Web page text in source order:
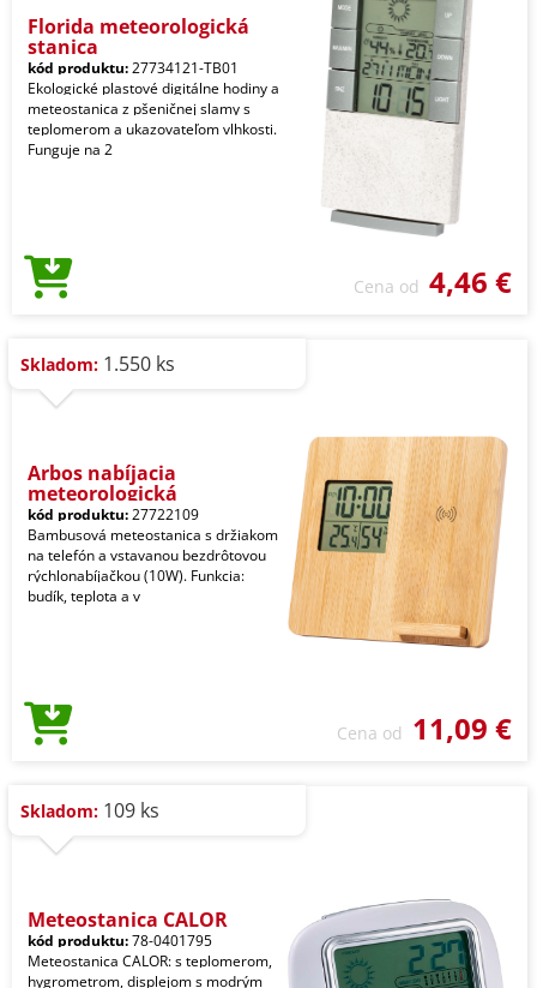
Florida meteorologická
stanica
kód produktu:27734121-TB01
Ekologické plastové digitálne hodiny a
meteostanica z pšeničnej slamy s
teplomerom a ukazovateľom vlhkosti.
Funguje na 2
Cena od 4,46 €
Skladom: 1.550 ks
Arbos nabíjacia
meteorologická
kód produktu:27722109
Bambusová meteostanica s držiakom
na telefón a vstavanou bezdrôtovou
rýchlonabíjačkou (10W). Funkcia:
budík, teplota a v
Cena od 11,09 €
Skladom: 109 ks
Meteostanica CALOR
kód produktu:78-0401795
Meteostanica CALOR: s teplomerom,
hygrometrom, displejom s modrým